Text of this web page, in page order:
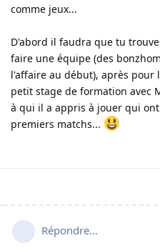
comme jeux...
D'abord il faudra que tu
faire une équipe (des
l'affaire au début), après pour
petit stage de formation avec
à qui il a appris à jouer qui
premiers matchs...
Répondre…